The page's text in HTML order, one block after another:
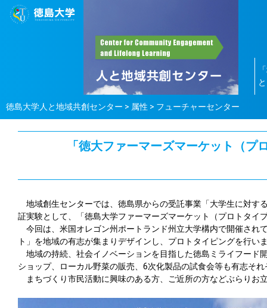
徳島大学人と地域共創センター > 属性 > フューチャーセンター
「徳大ファーマーズマーケット（
地域創生センターでは、徳島県からの受託事業「大学生に対す
証実験として、「徳島大学ファーマーズマーケット（プロトタイ
今回は、米国オレゴン州ポートランド州立大学構内で開催され
ト」を地域の有志が集まりデザインし、プロトタイピングを行い
地域の持続、社会イノベーションを目指した徳島ミライフード
ショップ、ローカル野菜の販売、6次化製品の試食会等も有志そ
まちづくり市民活動に興味のある方、ご近所の方などぶらり